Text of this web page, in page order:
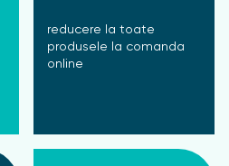
reducere la toate
produsele la comanda
online